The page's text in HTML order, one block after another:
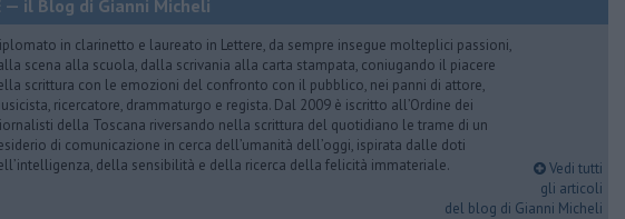
— il Blog di Gianni Micheli
in clarinetto e laureato in Lettere, da sempre insegue molteplici passioni,
scena alla scuola, dalla scrivania alla carta stampata, coniugando il piacere
scrittura con le emozioni del confronto con il pubblico, nei panni di attore,
ricercatore, drammaturgo e regista. Dal 2009 è iscritto all’Ordine dei
della Toscana riversando nella scrittura del quotidiano le trame di un
di comunicazione in cerca dell’umanità dell’oggi, ispirata dalle doti
della sensibilità e della ricerca della felicità immateriale.
Vedi tutti
gli articoli
del blog di Gianni Micheli